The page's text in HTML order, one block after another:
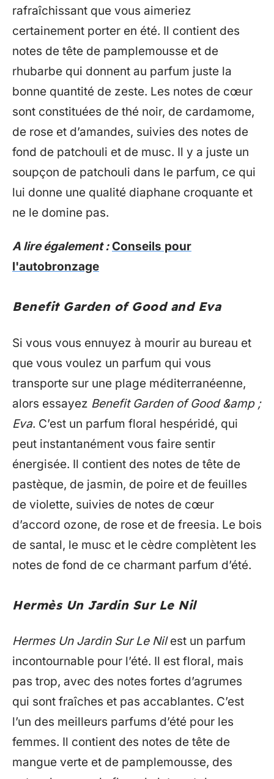
rafraîchissant que vous aimeriez
certainement porter en été. Il contient des
notes de tête de pamplemousse et de
rhubarbe qui donnent au parfum juste la
bonne quantité de zeste. Les notes de cœur
sont constituées de thé noir, de cardamome,
de rose et d’amandes, suivies des notes de
fond de patchouli et de musc. Il y a juste un
soupçon de patchouli dans le parfum, ce qui
lui donne une qualité diaphane croquante et
ne le domine pas.
A lire également : Conseils pour
l'autobronzage
Benefit Garden of Good and Eva
Si vous vous ennuyez à mourir au bureau et
que vous voulez un parfum qui vous
transporte sur une plage méditerranéenne,
alors essayez Benefit Garden of Good &amp ;
Eva. C’est un parfum floral hespéridé, qui
peut instantanément vous faire sentir
énergisée. Il contient des notes de tête de
pastèque, de jasmin, de poire et de feuilles
de violette, suivies de notes de cœur
d’accord ozone, de rose et de freesia. Le bois
de santal, le musc et le cèdre complètent les
notes de fond de ce charmant parfum d’été.
Hermès Un Jardin Sur Le Nil
Hermes Un Jardin Sur Le Nilest un parfum
incontournable pour l’été. Il est floral, mais
pas trop, avec des notes fortes d’agrumes
qui sont fraîches et pas accablantes. C’est
l’un des meilleurs parfums d’été pour les
femmes. Il contient des notes de tête de
mangue verte et de pamplemousse, des